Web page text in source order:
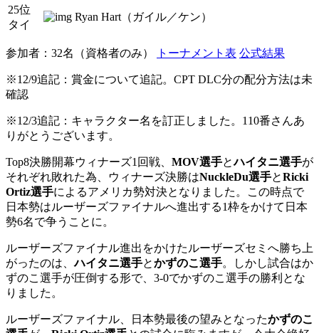
25位
タイ
Ryan Hart（ガイル／ケン）
参加者：32名（資格者のみ） トーナメント表 公式結果
※12/9追記：賞金について追記。CPT DLC分の配分方法は未
確認
※12/3追記：キャラクター名を訂正しました。110番さんあ
りがとうございます。
Top8決勝開幕ウィナーズ1回戦、 MOV選手とハイタニ選手が
それぞれ敗れた為、ウィナーズ決勝はNuckleDu選手とRicki
Ortiz選手によるアメリカ勢対決となりました。この時点で
日本勢はルーザーズファイナルへ進出する1枠をかけて日本
勢6名で争うことに。
ルーザーズファイナル進出をかけたルーザーズセミへ勝ち上
がったのは、ハイタニ選手とかずのこ選手。しかし試合はか
ずのこ選手が圧倒する形で、3-0でかずのこ選手の勝利とな
りました。
ルーザーズファイナル、日本勢最後の望みとなったかずのこ